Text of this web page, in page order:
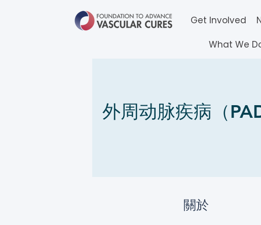
Get Involved
What We
外周动脉疾病（
關於